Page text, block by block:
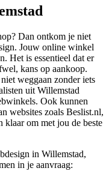
Dan ontkom je niet
Jouw online winkel
Het is essentieel dat er
kans op aankoop.
weggaan zonder iets
uit Willemstad
Ook kunnen
websites zoals Beslist.nl,
om met jou de beste
in Willemstad,
in je aanvraag: